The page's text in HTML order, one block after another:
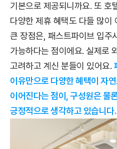
기본으로 제공되니까요. 또 호
다양한 제휴 혜택도 다들 많이
큰 장점은, 패스트파이브 입주
가능하다는 점이에요. 실제로
고려하고 계신 분들이 있어요.
이유만으로 다양한 혜택이 자
이어진다는 점이, 구성원은 물
긍정적으로 생각하고 있습니다.